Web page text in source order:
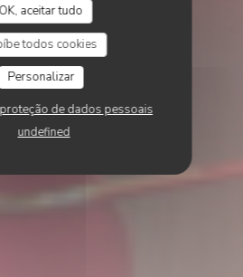
OK, aceitar tudo
todos cookies
Personalizar
de dados pessoais
undefined